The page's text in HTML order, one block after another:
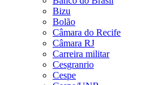
Bizu
Bolão
Câmara do Recife
Câmara RJ
Carreira militar
Cesgranrio
Cespe